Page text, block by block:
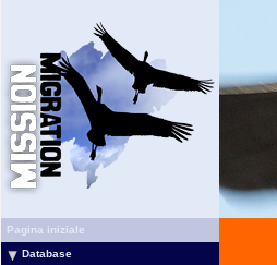
Pagina iniziale
Database